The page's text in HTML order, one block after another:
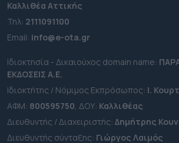
Καλλιθέα Αττικής
Τηλ: 2111091100
Εmail: info@e-ota.gr
Ιδιοκτησία - Δικαιούχος domain name:
ΕΚΔΟΣΕΙΣ A.E.
Ιδιοκτήτης / Νόμιμος Εκπρόσωπος: Ι.
ΑΦΜ: 800595750, ΔΟΥ: Καλλιθέας
Διευθυντής / Διαχειριστής: Δημήτρης
Διευθυντής σύνταξης: Γιώργος Λαιμός